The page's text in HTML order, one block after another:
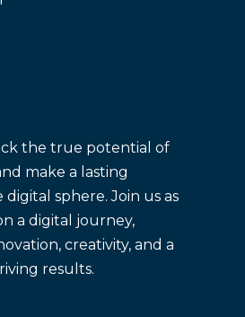
the true potential of
make a lasting
sphere. Join us as
a digital journey,
creativity, and a
results.